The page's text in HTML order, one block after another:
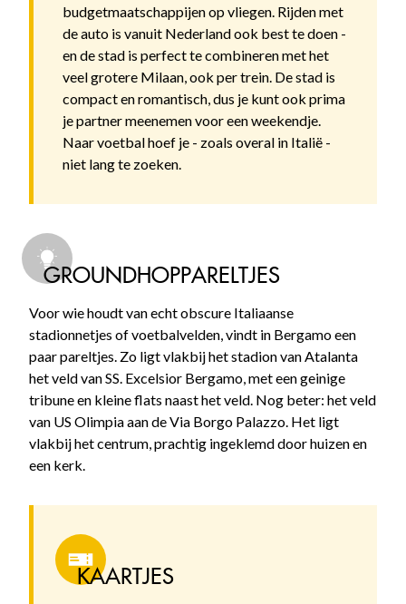
budgetmaatschappijen op vliegen. Rijden met
de auto is vanuit Nederland ook best te doen -
en de stad is perfect te combineren met het
veel grotere Milaan, ook per trein. De stad is
compact en romantisch, dus je kunt ook prima
je partner meenemen voor een weekendje.
Naar voetbal hoef je - zoals overal in Italië -
niet lang te zoeken.
GROUNDHOPPARELTJES
Voor wie houdt van echt obscure Italiaanse
stadionnetjes of voetbalvelden, vindt in Bergamo een
paar pareltjes. Zo ligt vlakbij het stadion van Atalanta
het veld van SS. Excelsior Bergamo, met een geinige
tribune en kleine flats naast het veld. Nog beter: het veld
van US Olimpia aan de Via Borgo Palazzo. Het ligt
vlakbij het centrum, prachtig ingeklemd door huizen en
een kerk.
KAARTJES